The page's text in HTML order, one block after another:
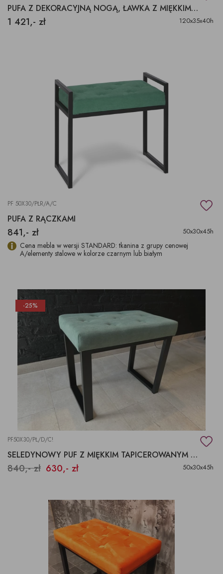
PUFA Z DEKORACYJNĄ NOGĄ, ŁAWKA Z MIĘKKIM SIEDZISKIEM
1 421,- zł 120x35x40h
PF 50X30/PŁR/A/C
PUFA Z RĄCZKAMI
841,- zł 50x30x45h
Cena mebla w wersji STANDARD: tkanina z grupy cenowej
A/elementy stalowe w kolorze czarnym lub białym
-25%
PF50X30/PŁ/D/C!
SELEDYNOWY PUF Z MIĘKKIM TAPICEROWANYM SIEDZISKIEM
840,- zł 630,- zł 50x30x45h